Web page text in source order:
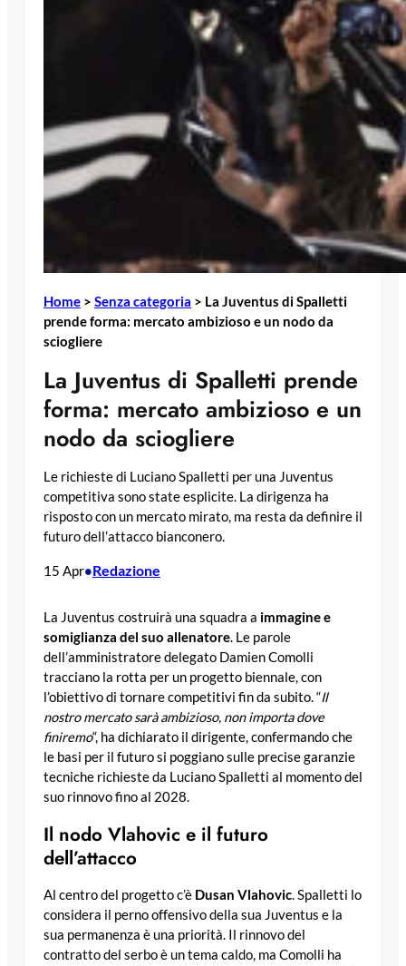
Home > Senza categoria > La Juventus di Spalletti
prende forma: mercato ambizioso e un nodo da
sciogliere
La Juventus di Spalletti prende
forma: mercato ambizioso e un
nodo da sciogliere
Le richieste di Luciano Spalletti per una Juventus
competitiva sono state esplicite. La dirigenza ha
risposto con un mercato mirato, ma resta da definire il
futuro dell’attacco bianconero.
15 Apr•Redazione
La Juventus costruirà una squadra a immagine e
somiglianza del suo allenatore. Le parole
dell’amministratore delegato Damien Comolli
tracciano la rotta per un progetto biennale, con
l’obiettivo di tornare competitivi fin da subito. “Il
nostro mercato sarà ambizioso, non importa dove
finiremo“, ha dichiarato il dirigente, confermando che
le basi per il futuro si poggiano sulle precise garanzie
tecniche richieste da Luciano Spalletti al momento del
suo rinnovo fino al 2028.
Il nodo Vlahovic e il futuro
dell’attacco
Al centro del progetto c’è Dusan Vlahovic. Spalletti lo
considera il perno offensivo della sua Juventus e la
sua permanenza è una priorità. Il rinnovo del
contratto del serbo è un tema caldo, ma Comolli ha